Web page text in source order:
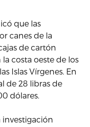
que las
canes de la
de cartón
costa oeste de los
Islas Vírgenes. En
de 28 libras de
dólares.
investigación